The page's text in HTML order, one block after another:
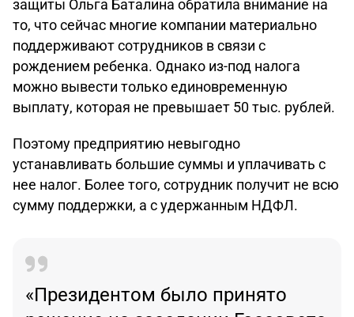
защиты Ольга Баталина обратила внимание на
то, что сейчас многие компании материально
поддерживают сотрудников в связи с
рождением ребенка. Однако из-под налога
можно вывести только единовременную
выплату, которая не превышает 50 тыс. рублей.
Поэтому предприятию невыгодно
устанавливать большие суммы и уплачивать с
нее налог. Более того, сотрудник получит не всю
сумму поддержки, а с удержанным НДФЛ.
«Президентом было принято